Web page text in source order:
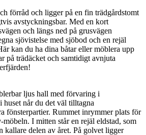
förråd och ligger på en fin trädgårdstomt
avstyckningsbar. Med en kort
och längs ned på grusvägen
sjövistelse med sjöbod och en rejäl
kan du ha dina båtar eller möblera upp
på trädäcket och samtidigt avnjuta
ljus hall med förvaring i
huset når du det väl tilltagna
fönsterpartier. Rummet inrymmer plats för
I mitten står en rejäl eldstad, som
kallare delen av året. På golvet ligger